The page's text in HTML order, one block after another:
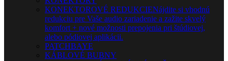
KONEKTOROVÉ REDUKCIENájdite si vhodnú
redukciu pre Vaše audio zariadenie a zažite skvelý
komfort + nové možnosti prepojenia pri štúdiovej,
alebo pódiovej aplikácii.
PATCHBAYE
KÁBLOVÉ BUBNY